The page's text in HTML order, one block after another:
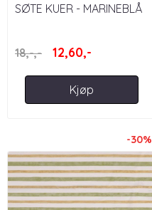
SØTE KUER - MARINEBLÅ
18,-,- 12,60,-
Kjøp
-30%